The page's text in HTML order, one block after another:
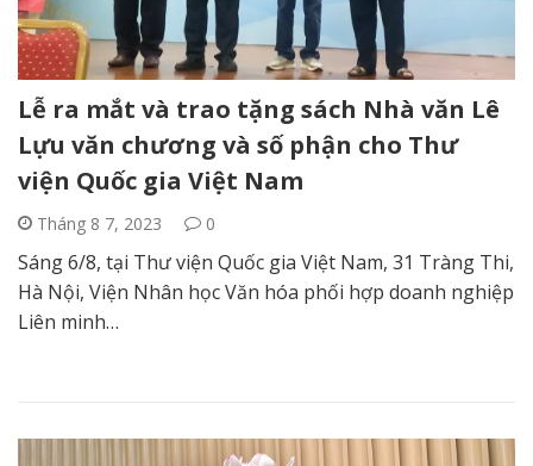
Lễ ra mắt và trao tặng sách Nhà văn Lê
Lựu văn chương và số phận cho Thư
viện Quốc gia Việt Nam
Tháng 8 7, 2023 0
Sáng 6/8, tại Thư viện Quốc gia Việt Nam, 31 Tràng Thi,
Hà Nội, Viện Nhân học Văn hóa phối hợp doanh nghiệp
Liên minh…